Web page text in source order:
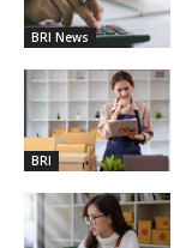
BRI News
BRI